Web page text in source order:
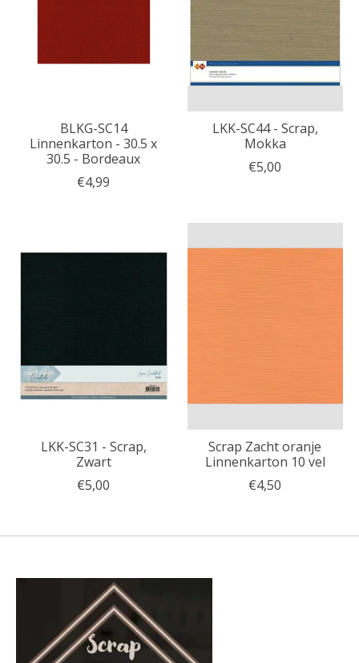
BLKG-SC14
Linnenkarton - 30.5 x
30.5 - Bordeaux
€4,99
LKK-SC44 - Scrap,
Mokka
€5,00
LKK-SC31 - Scrap,
Zwart
€5,00
Scrap Zacht oranje
Linnenkarton 10 vel
€4,50